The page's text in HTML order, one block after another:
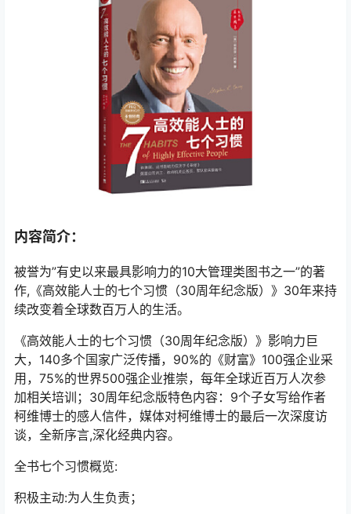
内容简介：
被誉为”有史以来最具影响力的10大管理类图书之一”的著
作,《高效能人士的七个习惯（30周年纪念版）》30年来持
续改变着全球数百万人的生活。
《高效能人士的七个习惯（30周年纪念版）》影响力巨
大，140多个国家广泛传播，90%的《财富》100强企业采
用，75%的世界500强企业推崇，每年全球近百万人次参
加相关培训；30周年纪念版特色内容：9个子女写给作者
柯维博士的感人信件，媒体对柯维博士的最后一次深度访
谈，全新序言,深化经典内容。
全书七个习惯概览:
积极主动:为人生负责；